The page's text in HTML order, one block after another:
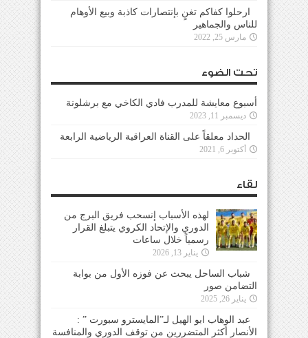
ارحلوا كفاكم تغنٍ بإنتصارات كاذبة وبيع الأوهام
للناس والجماهير
مارس 25, 2022
تحت الضوء
أسبوع معايشة للمدرب فادي الكاخي مع برشلونة
ديسمبر 11, 2023
الحداد معلقاً على القناة العراقية الرياضية الرابعة
أكتوبر 6, 2021
لقاء
لهذه الأسباب إنسحب فريق البرج من
الدوري والإتحاد الكروي يتبلغ القرار
رسمياً خلال ساعات
يناير 13, 2026
شباب الساحل يبحث عن فوزه الأول من بوابة
التضامن صور
يناير 26, 2025
عبد الوهاب ابو الهيل لـ”المايسترو سبورت ” :
الأنصار أكثر المتضررين من توقف الدوري والمنافسة